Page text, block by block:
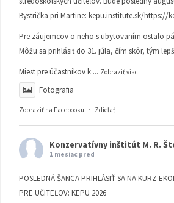
Bystrička pri Martine: kepu.institute.sk/https://
Pre záujemcov o neho s ubytovaním ostalo
Môžu sa prihlásiť do 31. júla, čím skôr, tým
Miest pre účastníkov k ... Zobraziť viac
Fotografia
Zobraziť na Facebooku · Zdieľať
Konzervatívny inštitút M. R.
1 mesiac pred
POSLEDNÁ ŠANCA PRIHLÁSIŤ SA NA KURZ
PRE UČITEĽOV: KEPU 2026